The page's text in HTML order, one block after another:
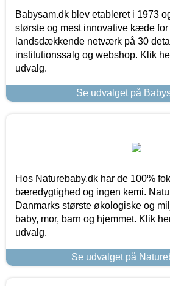
Babysam.dk blev etableret i 1973
største og mest innovative kæde
landsdækkende netværk på 30
institutionssalg og webshop. Klik
udvalg.
Se udvalget på
Hos Naturebaby.dk har de 100%
bæredygtighed og ingen kemi.
Danmarks største økologiske og
baby, mor, barn og hjemmet. Klik
udvalg.
Se udvalget på